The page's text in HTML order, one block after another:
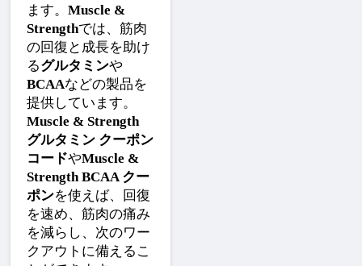
ます。 Muscle &
Strengthでは、筋肉
の回復と成長を助け
るグルタミンや
BCAAなどの製品を
提供しています。
Muscle & Strength
グルタミン クーポン
コードやMuscle &
Strength BCAA クー
ポンを使えば、回復
を速め、筋肉の痛み
を減らし、次のワー
クアウトに備えるこ